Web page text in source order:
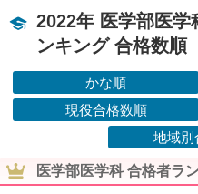
2022年 医学部医学
ンキング 合格数順
かな順
現役合格数順
地域別
医学部医学科 合格者ラ